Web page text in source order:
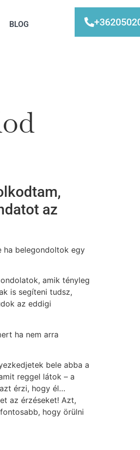
BLOG
az
ha belegondoltok egy
amik tényleg
is segíteni tudsz,
az eddigi
ha nem arra
bele abba a
reggel látok – a
érzi, hogy él…
az érzéseket! Azt,
hogy örülni